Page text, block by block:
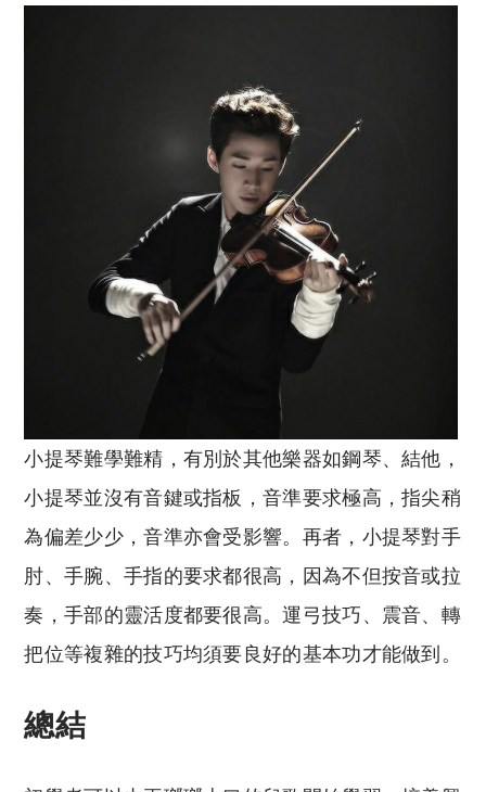
小提琴難學難精，有別於其他樂器如鋼琴、結他，
小提琴並沒有音鍵或指板，音準要求極高，指尖稍
為偏差少少，音準亦會受影響。再者，小提琴對手
肘、手腕、手指的要求都很高，因為不但按音或拉
奏，手部的靈活度都要很高。運弓技巧、震音、轉
把位等複雜的技巧均須要良好的基本功才能做到。
總結